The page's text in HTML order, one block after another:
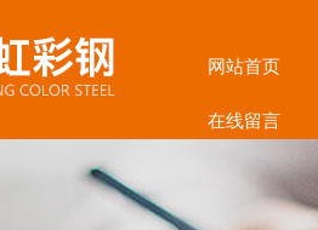
网站首页
在线留言